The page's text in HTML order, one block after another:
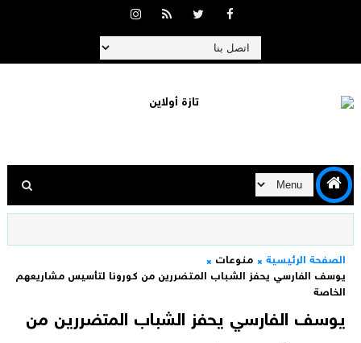
الصفحة الرئيسية
منوعات
يوسف الفارسي يحفز الشباب المتضررين من كورونا لتأسيس مشاريعهم
الخاصة
يوسف الفارسي يحفز الشباب المتضررين من